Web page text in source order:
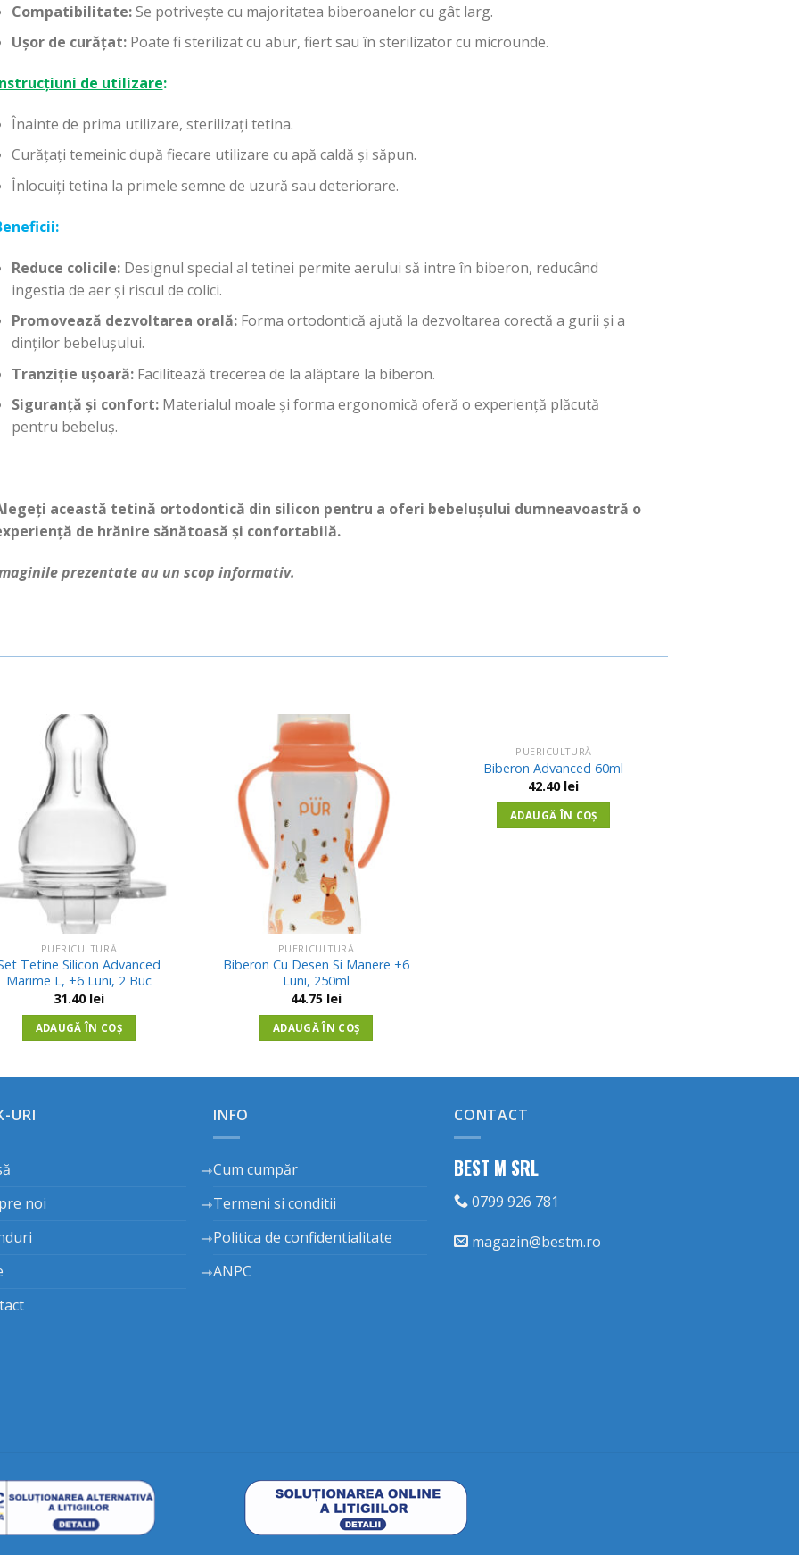
Compatibilitate:Se potrivește cu majoritatea biberoanelor cu gât larg.
Ușor de curățat: Poate fi sterilizat cu abur, fiert sau în sterilizator cu microunde.
de utilizare:
Înainte de prima utilizare, sterilizați tetina.
Curățați temeinic după fiecare utilizare cu apă caldă și săpun.
Înlocuiți tetina la primele semne de uzură sau deteriorare.
Reduce colicile: Designul special al tetinei permite aerului să intre în biberon, reducând
ingestia de aer și riscul de colici.
Promovează dezvoltarea orală: Forma ortodontică ajută la dezvoltarea corectă a gurii și a
dinților bebelușului.
Tranziție ușoară: Facilitează trecerea de la alăptare la biberon.
Siguranță și confort: Materialul moale și forma ergonomică oferă o experiență plăcută
pentru bebeluș.
această tetină ortodontică din silicon pentru a oferi bebelușului dumneavoastră o
de hrănire sănătoasă și confortabilă.
prezentate au un scop informativ.
PUERICULTURĂ
Tetine Silicon Advanced
Marime L, +6 Luni, 2 Buc
31.40 lei
ADAUGĂ ÎN COȘ
Wishlist
PUERICULTURĂ
Biberon Cu Desen Si Manere +6
Luni, 250ml
44.75 lei
ADAUGĂ ÎN COȘ
Adauga
PUERICULTURĂ
Biberon Advanced 60ml
42.40 lei
ADAUGĂ ÎN COȘ
URI
noi
INFO
Cum cumpăr
Termeni si conditii
Politica de confidentialitate
ANPC
CONTACT
BEST M SRL
0799 926 781
magazin@bestm.ro